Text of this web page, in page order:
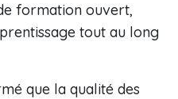
formation ouvert,
tout au long
que la qualité des